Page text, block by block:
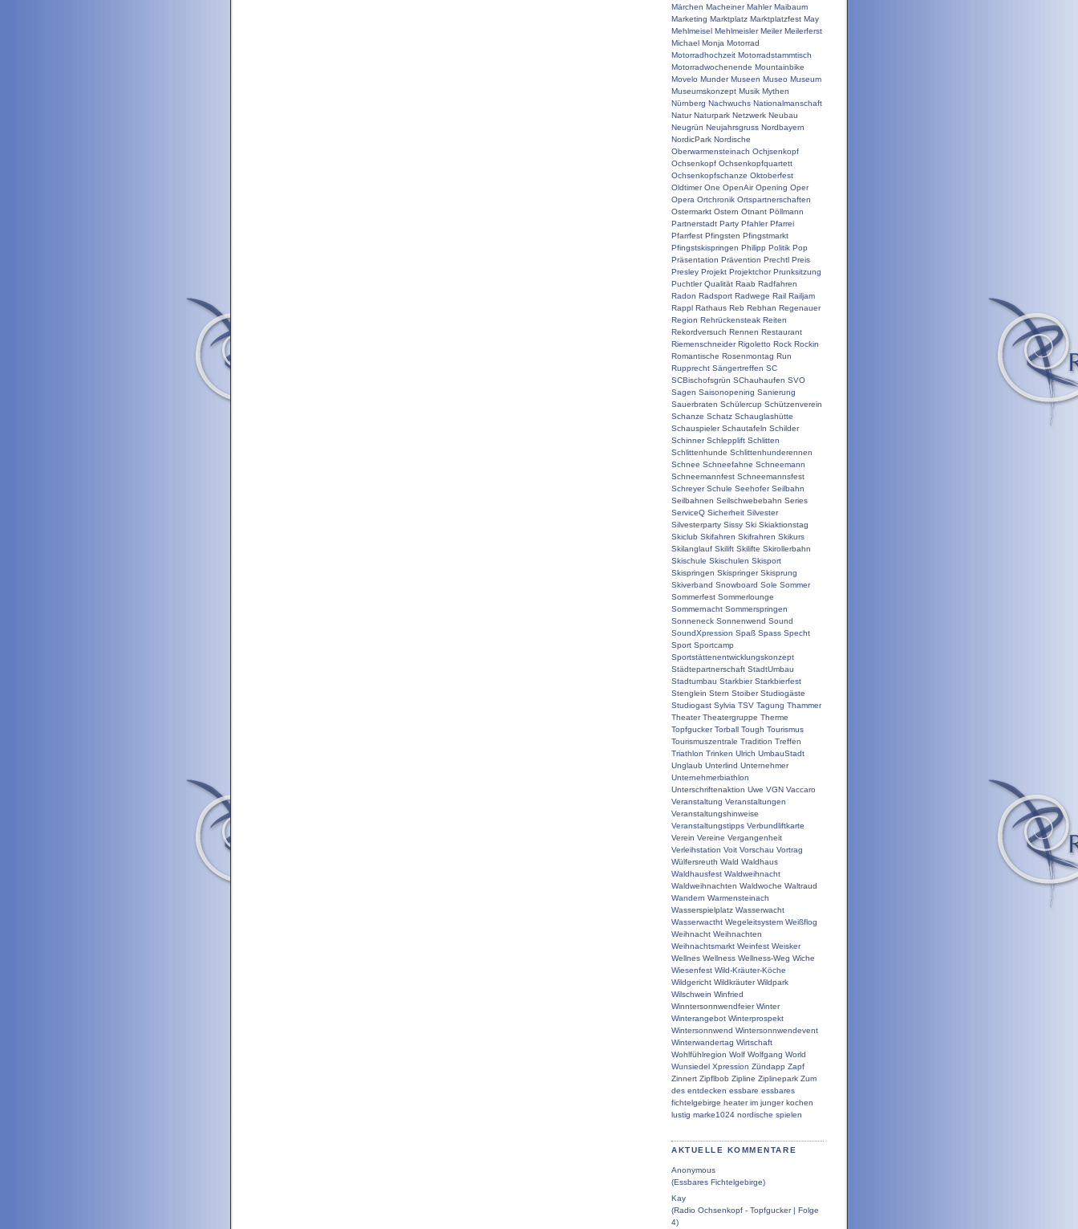
Märchen Macheiner Mahler Maibaum
Marketing Marktplatz Marktplatzfest May
Mehlmeisel Mehlmeisler Meiler Meilerferst
Michael Monja Motorrad
Motorradhochzeit Motorradstammtisch
Motorradwochenende Mountainbike
Movelo Munder Museen Museo Museum
Museumskonzept Musik Mythen
Nürnberg Nachwuchs Nationalmanschaft
Natur Naturpark Netzwerk Neubau
Neugrün Neujahrsgruss Nordbayern
NordicPark Nordische
Oberwarmensteinach Ochjsenkopf
Ochsenkopf Ochsenkopfquartett
Ochsenkopfschanze Oktoberfest
Oldtimer One OpenAir Opening Oper
Opera Ortchronik Ortspartnerschaften
Ostermarkt Ostern Otnant Pöllmann
Partnerstadt Party Pfahler Pfarrei
Pfarrfest Pfingsten Pfingstmarkt
Pfingstskispringen Philipp Politik Pop
Präsentation Prävention Prechtl Preis
Presley Projekt Projektchor Prunksitzung
Puchtler Qualität Raab Radfahren
Radon Radsport Radwege Rail Railjam
Rappl Rathaus Reb Rebhan Regenauer
Region Rehrückensteak Reiten
Rekordversuch Rennen Restaurant
Riemenschneider Rigoletto Rock Rockin
Romantische Rosenmontag Run
Rupprecht Sängertreffen SC
SCBischofsgrün SChauhaufen SVO
Sagen Saisonopening Sanierung
Sauerbraten Schülercup Schützenverein
Schanze Schatz Schauglashütte
Schauspieler Schautafeln Schilder
Schinner Schlepplift Schlitten
Schlittenhunde Schlittenhunderennen
Schnee Schneefahne Schneemann
Schneemannfest Schneemannsfest
Schreyer Schule Seehofer Seilbahn
Seilbahnen Seilschwebebahn Series
ServiceQ Sicherheit Silvester
Silvesterparty Sissy Ski Skiaktionstag
Skiclub Skifahren Skifrahren Skikurs
Skilanglauf Skilift Skilifte Skirollerbahn
Skischule Skischulen Skisport
Skispringen Skispringer Skisprung
Skiverband Snowboard Sole Sommer
Sommerfest Sommerlounge
Sommernacht Sommerspringen
Sonneneck Sonnenwend Sound
SoundXpression Spaß Spass Specht
Sport Sportcamp
Sportstättenentwicklungskonzept
Städtepartnerschaft StadtUmbau
Stadtumbau Starkbier Starkbierfest
Stenglein Stern Stoiber Studiogäste
Studiogast Sylvia TSV Tagung Thammer
Theater Theatergruppe Therme
Topfgucker Torball Tough Tourismus
Tourismuszentrale Tradition Treffen
Triathlon Trinken Ulrich UmbauStadt
Unglaub Unterlind Unternehmer
Unternehmerbiathlon
Unterschriftenaktion Uwe VGN Vaccaro
Veranstaltung Veranstaltungen
Veranstaltungshinweise
Veranstaltungstipps Verbundliftkarte
Verein Vereine Vergangenheit
Verleihstation Voit Vorschau Vortrag
Wülfersreuth Wald Waldhaus
Waldhausfest Waldweihnacht
Waldweihnachten Waldwoche Waltraud
Wandern Warmensteinach
Wasserspielplatz Wasserwacht
Wasserwactht Wegeleitsystem Weißflog
Weihnacht Weihnachten
Weihnachtsmarkt Weinfest Weisker
Wellnes Wellness Wellness-Weg Wiche
Wiesenfest Wild-Kräuter-Köche
Wildgericht Wildkräuter Wildpark
Wilschwein Winfried
Winntersonnwendfeier Winter
Winterangebot Winterprospekt
Wintersonnwend Wintersonnwendevent
Winterwandertag Wirtschaft
Wohlfühlregion Wolf Wolfgang World
Wunsiedel Xpression Zündapp Zapf
Zinnert Zipflbob Zipline Ziplinepark Zum
des entdecken essbare essbares
fichtelgebirge heater im junger kochen
lustig marke1024 nordische spielen
AKTUELLE KOMMENTARE
Anonymous
(Essbares Fichtelgebirge)
Kay
(Radio Ochsenkopf - Topfgucker | Folge
4)